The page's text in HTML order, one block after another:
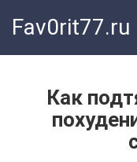
Fav0rit77.ru
Как